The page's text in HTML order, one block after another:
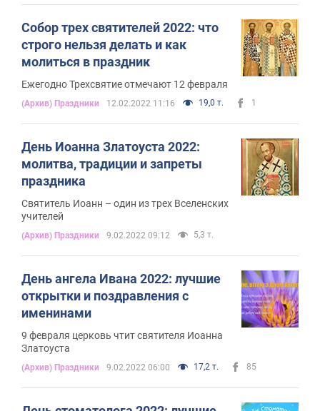
Собор трех святителей 2022: что
строго нельзя делать и как
молиться в праздник
Ежегодно Трехсвятие отмечают 12 февраля
(Архив) Праздники 12.02.2022 11:16 19,0 т. 1
День Иоанна Златоуста 2022:
молитва, традиции и запреты
праздника
Святитель Иоанн – один из трех Вселенских
учителей
(Архив) Праздники 9.02.2022 09:12 5,3 т.
День ангела Ивана 2022: лучшие
открытки и поздравления с
именинами
9 февраля церковь чтит святителя Иоанна
Златоуста
(Архив) Праздники 9.02.2022 06:00 17,2 т. 85